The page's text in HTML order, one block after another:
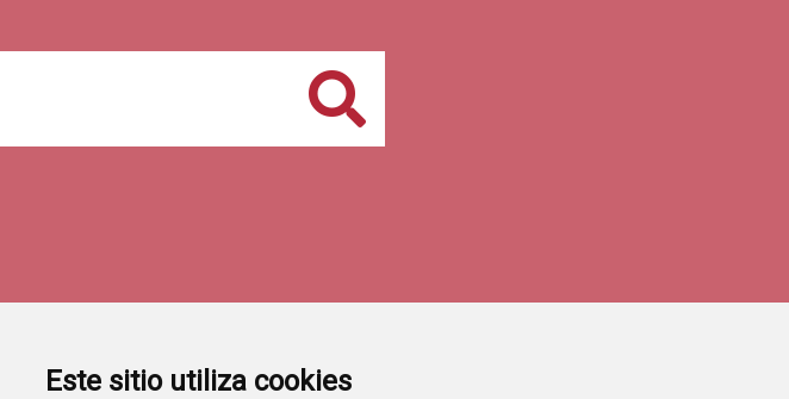
Este sitio utiliza cookies
Buscar